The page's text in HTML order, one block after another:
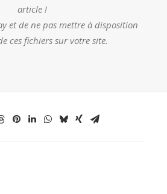
article !
et de ne pas mettre à disposition
ces fichiers sur votre site.